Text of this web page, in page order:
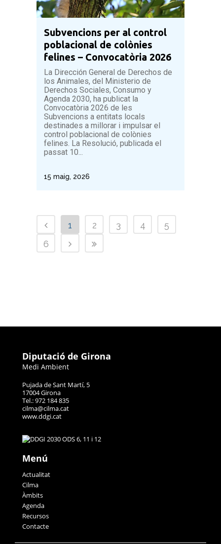
Subvencions per al control
poblacional de colònies
felines – Convocatòria 2026
La Dirección General de Derechos de
los Animales, del Ministerio de
Derechos Sociales, Consumo y
Agenda 2030, ha publicat la
Convocatòria 2026 de les
Subvencions a entitats locals
destinades a millorar i impulsar el
control poblacional de colònies
felines. La Resolució, publicada el
passat 10...
15 maig, 2026
1 2 3 4
5
6
Diputació de Girona
Medi Ambient
Pujada de Sant Martí, 5
17004 Girona
Tel.: 972 184 835
cilma@cilma.cat
www.ddgi.cat
Menú
Actualitat
Cilma
Àmbits
Agenda
Recursos
Contacte